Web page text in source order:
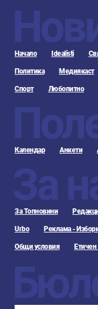
Начало Idealisti
Политика Медиякаст
Спорт Любопитно
Календар Анкети
За
За Топновини
Urbo Реклама -
Общи условия Етичен